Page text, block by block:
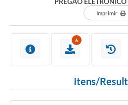
Imprimir
6
Itens/